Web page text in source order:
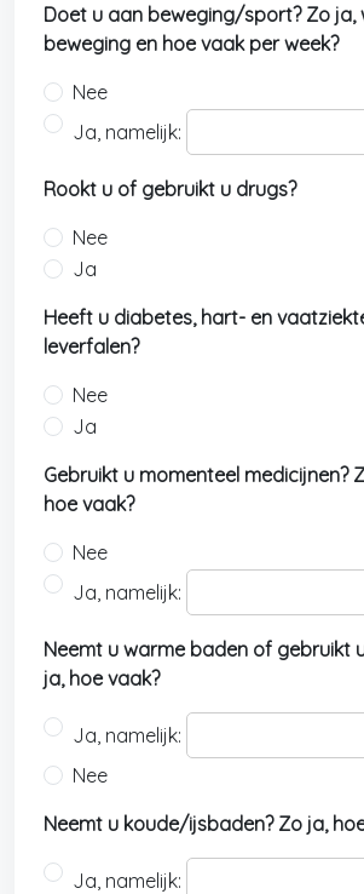
Doet u aan beweging/sport? Zo
beweging en hoe vaak per week?
Nee
Ja, namelijk:
Rookt u of gebruikt u drugs?
Nee
Ja
Heeft u diabetes, hart- en
leverfalen?
Nee
Ja
Gebruikt u momenteel medicijnen?
hoe vaak?
Nee
Ja, namelijk:
Neemt u warme baden of gebruikt
ja, hoe vaak?
Ja, namelijk:
Nee
Neemt u koude/ijsbaden? Zo ja,
Ja, namelijk: